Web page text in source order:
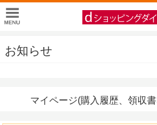
お知らせ
マイページ(購入履歴、領収